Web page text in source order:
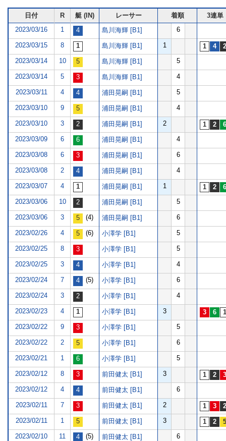
日付 R 艇 (IN) レーサー 着順
3連単
2023/03/16
1 島川海輝 [B1] 6
2023/03/15 8 島川海輝 [B1] 1
2023/03/14 10 島川海輝 [B1] 5
2023/03/14 5 島川海輝 [B1] 4
2023/03/11 4 浦田晃嗣 [B1] 5
2023/03/10 9 浦田晃嗣 [B1] 4
2023/03/10 3 浦田晃嗣 [B1] 2
2023/03/09 6 浦田晃嗣 [B1] 4
2023/03/08 6 浦田晃嗣 [B1] 6
2023/03/08 2 浦田晃嗣 [B1] 4
2023/03/07 4 浦田晃嗣 [B1] 1
2023/03/06 10 浦田晃嗣 [B1] 5
2023/03/06 3 (4) 浦田晃嗣 [B1] 6
2023/02/26 4 (6) 小澤学 [B1] 5
2023/02/25 8 小澤学 [B1] 5
2023/02/25 3 小澤学 [B1] 4
2023/02/24 7 (5) 小澤学 [B1] 6
2023/02/24 3 小澤学 [B1] 4
2023/02/23 4 小澤学 [B1] 3
2023/02/22 9 小澤学 [B1] 5
2023/02/22 2 小澤学 [B1] 6
2023/02/21 1 小澤学 [B1] 5
2023/02/12 8 前田健太 [B1] 3
2023/02/12 4 前田健太 [B1] 6
2023/02/11 7 前田健太 [B1] 2
2023/02/11 1 前田健太 [B1] 3
2023/02/10 11 (5) 前田健太 [B1] 6